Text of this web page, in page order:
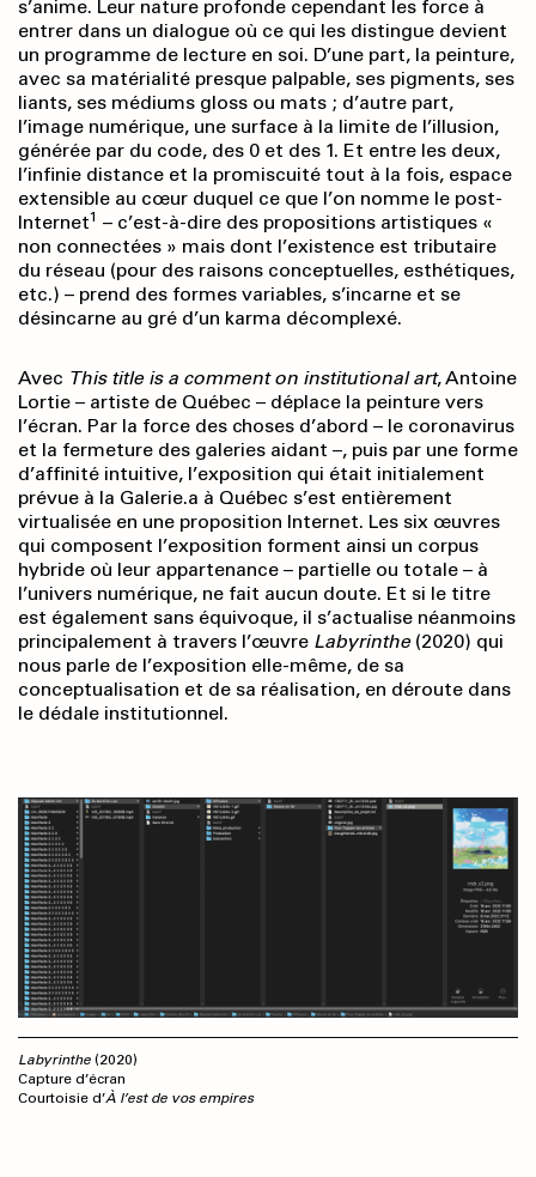
s’anime. Leur nature profonde cependant les force à
entrer dans un dialogue où ce qui les distingue devient
un programme de lecture en soi. D’une part, la peinture,
avec sa matérialité presque palpable, ses pigments, ses
liants, ses médiums gloss ou mats ; d’autre part,
l’image numérique, une surface à la limite de l’illusion,
générée par du code, des 0 et des 1. Et entre les deux,
l’infinie distance et la promiscuité tout à la fois, espace
extensible au cœur duquel ce que l’on nomme le post-
Internet1 – c’est-à-dire des propositions artistiques «
non connectées » mais dont l’existence est tributaire
du réseau (pour des raisons conceptuelles, esthétiques,
etc.) – prend des formes variables, s’incarne et se
désincarne au gré d’un karma décomplexé.
Avec This title is a comment on institutional art, Antoine
Lortie – artiste de Québec – déplace la peinture vers
l’écran. Par la force des choses d’abord – le coronavirus
et la fermeture des galeries aidant –, puis par une forme
d’affinité intuitive, l’exposition qui était initialement
prévue à la Galerie.a à Québec s’est entièrement
virtualisée en une proposition Internet. Les six œuvres
qui composent l’exposition forment ainsi un corpus
hybride où leur appartenance – partielle ou totale – à
l’univers numérique, ne fait aucun doute. Et si le titre
est également sans équivoque, il s’actualise néanmoins
principalement à travers l’œuvre Labyrinthe(2020) qui
nous parle de l’exposition elle-même, de sa
conceptualisation et de sa réalisation, en déroute dans
le dédale institutionnel.
Labyrinthe (2020)
Capture d’écran
Courtoisie d’À l’est de vos empires